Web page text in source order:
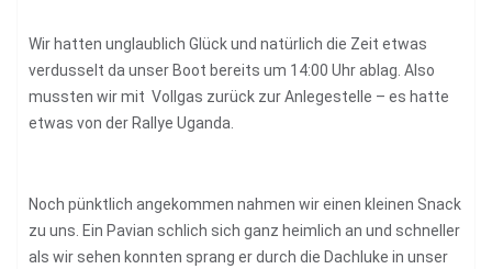
Wir hatten unglaublich Glück und natürlich die Zeit etwas
verdusselt da unser Boot bereits um 14:00 Uhr ablag. Also
mussten wir mit Vollgas zurück zur Anlegestelle – es hatte
etwas von der Rallye Uganda.
Noch pünktlich angekommen nahmen wir einen kleinen Snack
zu uns. Ein Pavian schlich sich ganz heimlich an und schneller
als wir sehen konnten sprang er durch die Dachluke in unser